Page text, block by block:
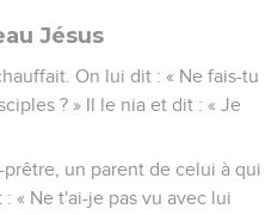
Jésus
On lui dit : « Ne fais-tu
? » Il le nia et dit : « Je
un parent de celui à qui
« Ne t'ai-je pas vu avec lui